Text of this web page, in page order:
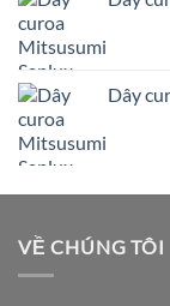
Dây
VỀ CHÚNG TÔI